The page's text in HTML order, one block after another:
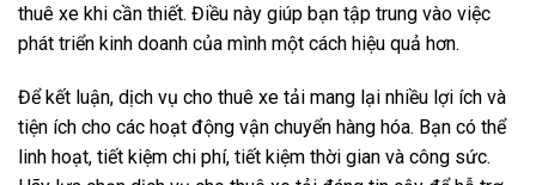
thuê xe khi cần thiết. Điều này giúp bạn tập trung vào việc
phát triển kinh doanh của mình một cách hiệu quả hơn.
Để kết luận, dịch vụ cho thuê xe tải mang lại nhiều lợi ích và
tiện ích cho các hoạt động vận chuyển hàng hóa. Bạn có thể
linh hoạt, tiết kiệm chi phí, tiết kiệm thời gian và công sức.